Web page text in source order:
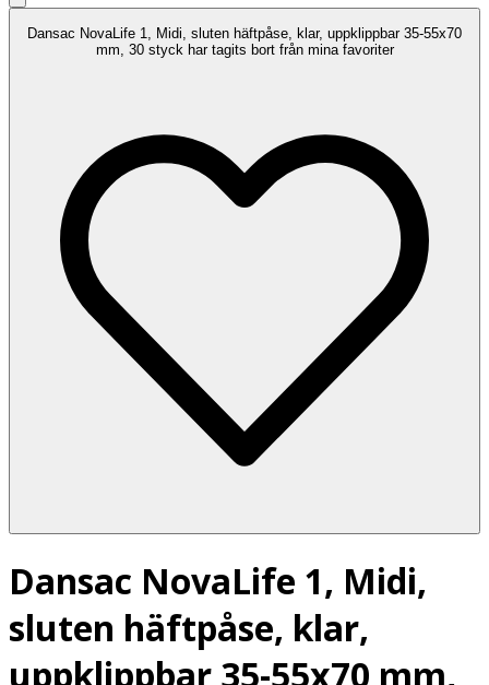
Dansac NovaLife 1, Midi, sluten häftpåse, klar, uppklippbar 35-55x70
mm, 30 styck har tagits bort från mina favoriter
Dansac NovaLife 1, Midi,
sluten häftpåse, klar,
uppklippbar 35-55x70 mm,